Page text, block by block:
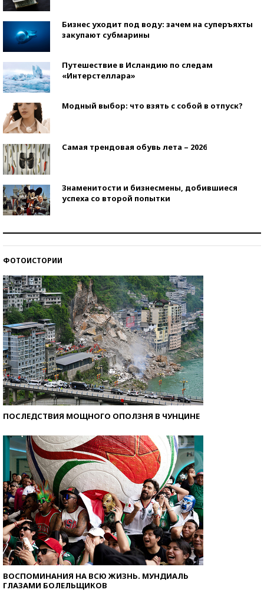
Бизнес уходит под воду: зачем на суперъяхты
закупают субмарины
Путешествие в Исландию по следам
«Интерстеллара»
Модный выбор: что взять с собой в отпуск?
Самая трендовая обувь лета – 2026
Знаменитости и бизнесмены, добившиеся
успеха со второй попытки
ФОТОИСТОРИИ
ПОСЛЕДСТВИЯ МОЩНОГО ОПОЛЗНЯ В ЧУНЦИНЕ
ВОСПОМИНАНИЯ НА ВСЮ ЖИЗНЬ. МУНДИАЛЬ
ГЛАЗАМИ БОЛЕЛЬЩИКОВ